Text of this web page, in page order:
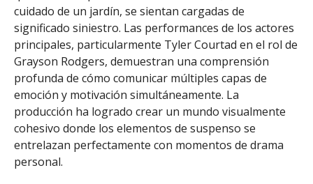
cuidado de un jardín, se sientan cargadas de
significado siniestro. Las performances de los actores
principales, particularmente Tyler Courtad en el rol de
Grayson Rodgers, demuestran una comprensión
profunda de cómo comunicar múltiples capas de
emoción y motivación simultáneamente. La
producción ha logrado crear un mundo visualmente
cohesivo donde los elementos de suspenso se
entrelazan perfectamente con momentos de drama
personal.